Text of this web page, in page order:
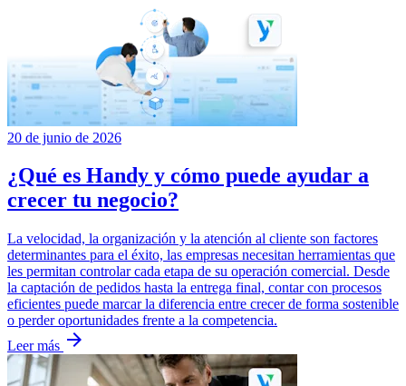
20 de junio de 2026
¿Qué es Handy y cómo puede ayudar a
crecer tu negocio?
La velocidad, la organización y la atención al cliente son factores
determinantes para el éxito, las empresas necesitan herramientas que
les permitan controlar cada etapa de su operación comercial. Desde
la captación de pedidos hasta la entrega final, contar con procesos
eficientes puede marcar la diferencia entre crecer de forma sostenible
o perder oportunidades frente a la competencia.
Leer más arrow_forward